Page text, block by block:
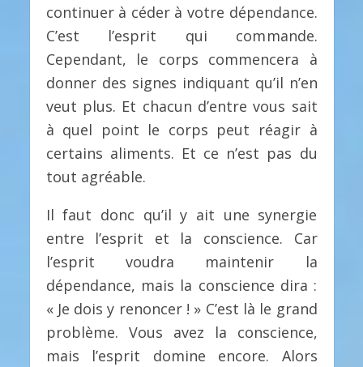
continuer à céder à votre dépendance.
C’est l’esprit qui commande.
Cependant, le corps commencera à
donner des signes indiquant qu’il n’en
veut plus. Et chacun d’entre vous sait
à quel point le corps peut réagir à
certains aliments. Et ce n’est pas du
tout agréable.
Il faut donc qu’il y ait une synergie
entre l’esprit et la conscience. Car
l’esprit voudra maintenir la
dépendance, mais la conscience dira :
« Je dois y renoncer ! » C’est là le grand
problème. Vous avez la conscience,
mais l’esprit domine encore. Alors